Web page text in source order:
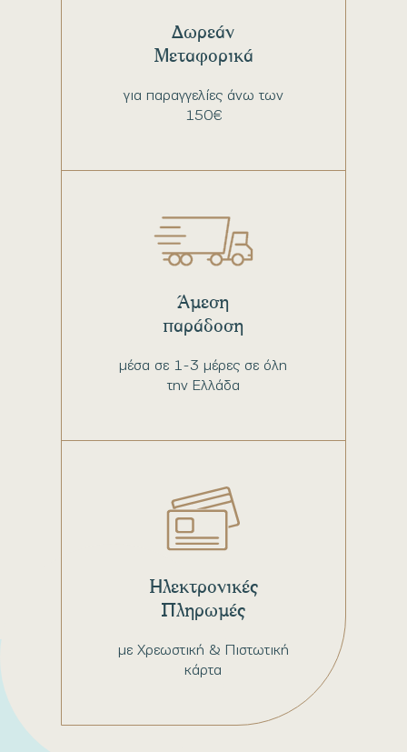
για παραγγελίες άνω των
150€
Δωρεάν
Μεταφορικά
μέσα σε 1-3 μέρες σε όλη
την Ελλάδα
Άμεση
παράδοση
με Χρεωστική & Πιστωτική
κάρτα
Ηλεκτρονικές
Πληρωμές